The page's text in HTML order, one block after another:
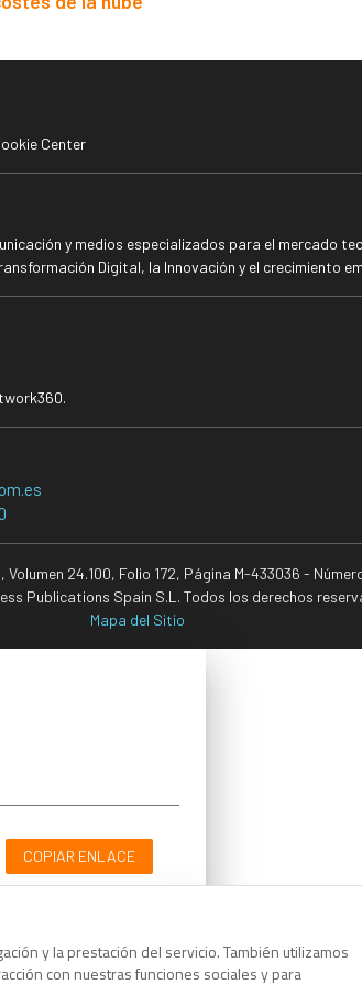
y la prestación del servicio. También utilizamos
con nuestras funciones sociales y para
Center
y medios especializados para el mercado
Digital, la Innovación y el crecimiento
24.100, Folio 172, Página M-433036 -
Publications Spain S.L. Todos los derechos
Mapa del Sitio
COPIAR ENLACE